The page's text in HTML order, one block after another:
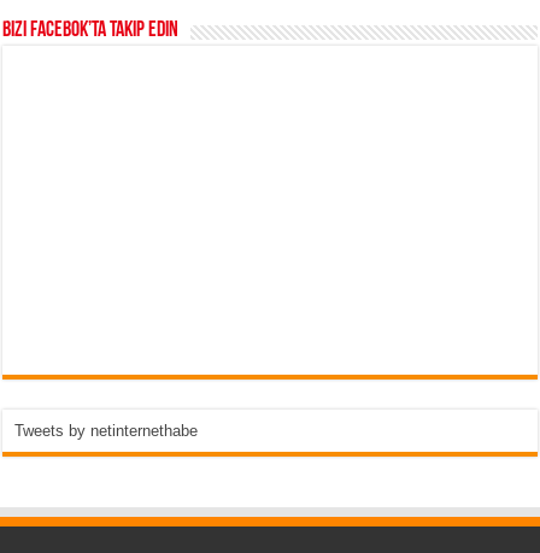
Bizi Facebok’ta takip edin
Tweets by netinternethabe